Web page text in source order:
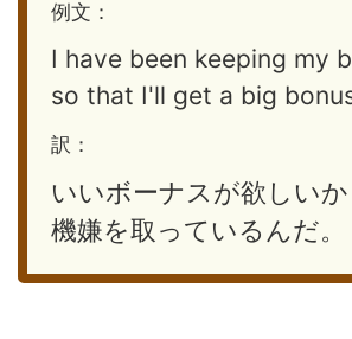
例文：
I have been keeping my
so that I'll get a big
訳：
いいボーナスが欲しい
機嫌を取っているんだ。